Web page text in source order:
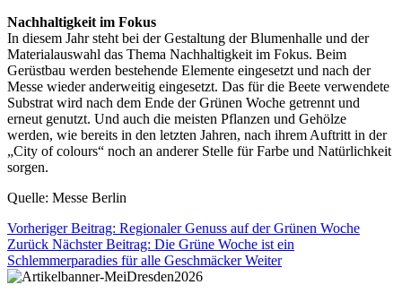
Nachhaltigkeit im Fokus
In diesem Jahr steht bei der Gestaltung der Blumenhalle und der
Materialauswahl das Thema Nachhaltigkeit im Fokus. Beim
Gerüstbau werden bestehende Elemente eingesetzt und nach der
Messe wieder anderweitig eingesetzt. Das für die Beete verwendete
Substrat wird nach dem Ende der Grünen Woche getrennt und
erneut genutzt. Und auch die meisten Pflanzen und Gehölze
werden, wie bereits in den letzten Jahren, nach ihrem Auftritt in der
„City of colours“ noch an anderer Stelle für Farbe und Natürlichkeit
sorgen.
Quelle: Messe Berlin
Vorheriger Beitrag: Regionaler Genuss auf der Grünen Woche
Zurück Nächster Beitrag: Die Grüne Woche ist ein
Schlemmerparadies für alle GeschmäckerWeiter